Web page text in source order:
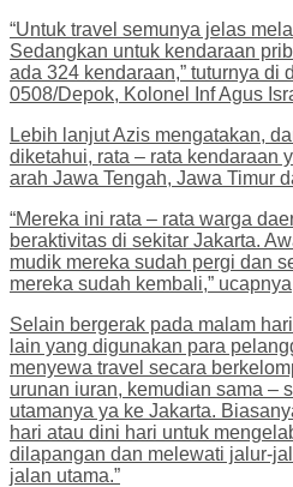
“Untuk travel semunya jelas
Sedangkan untuk kendaraan
ada 324 kendaraan,” tuturnya di
0508/Depok, Kolonel Inf Agus
Lebih lanjut Azis mengatakan,
diketahui, rata – rata kendaraan
arah Jawa Tengah, Jawa Timur
“Mereka ini rata – rata warga
beraktivitas di sekitar Jakarta.
mudik mereka sudah pergi dan
mereka sudah kembali,” ucapnya
Selain bergerak pada malam
lain yang digunakan para
menyewa travel secara
urunan iuran, kemudian sama –
utamanya ya ke Jakarta.
hari atau dini hari untuk
dilapangan dan melewati jalur-
jalan utama.”